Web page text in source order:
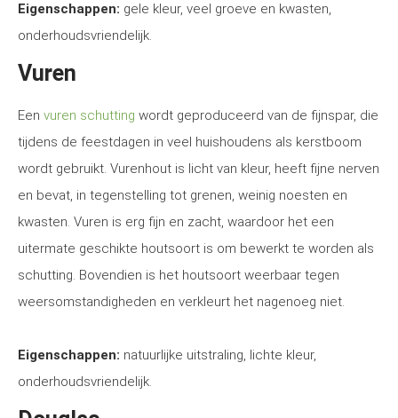
Eigenschappen: gele kleur, veel groeve en kwasten,
onderhoudsvriendelijk.
Vuren
Een vuren schutting wordt geproduceerd van de fijnspar, die
tijdens de feestdagen in veel huishoudens als kerstboom
wordt gebruikt. Vurenhout is licht van kleur, heeft fijne nerven
en bevat, in tegenstelling tot grenen, weinig noesten en
kwasten. Vuren is erg fijn en zacht, waardoor het een
uitermate geschikte houtsoort is om bewerkt te worden als
schutting. Bovendien is het houtsoort weerbaar tegen
weersomstandigheden en verkleurt het nagenoeg niet.
Eigenschappen: natuurlijke uitstraling, lichte kleur,
onderhoudsvriendelijk.